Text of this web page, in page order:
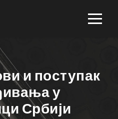
и поступак
у
Србији